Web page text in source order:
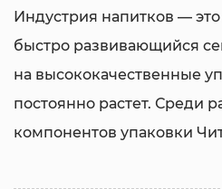
Индустрия напитков —
быстро развивающийся
на высококачественные
постоянно растет. Среди
компонентов упаковки